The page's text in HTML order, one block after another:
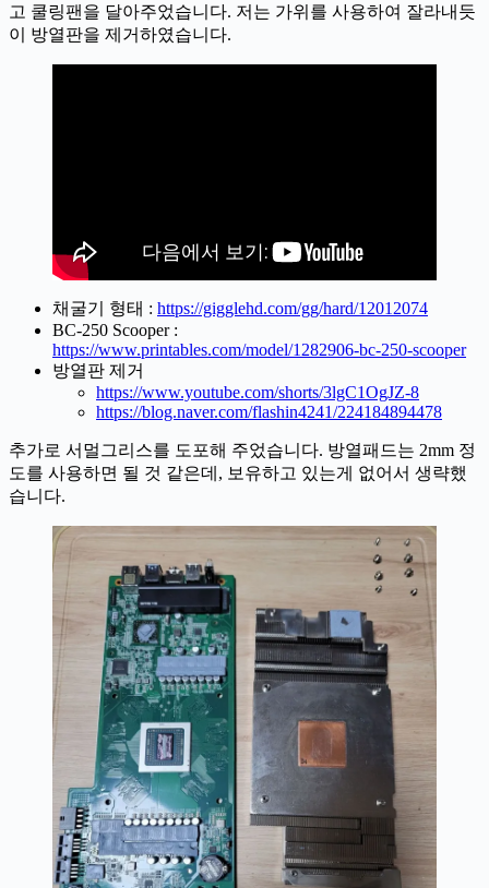
고 쿨링팬을 달아주었습니다. 저는 가위를 사용하여 잘라내듯
이 방열판을 제거하였습니다.
채굴기 형태 : https://gigglehd.com/gg/hard/12012074
BC-250 Scooper :
https://www.printables.com/model/1282906-bc-250-scooper
방열판 제거
https://www.youtube.com/shorts/3lgC1OgJZ-8
https://blog.naver.com/flashin4241/224184894478
추가로 서멀그리스를 도포해 주었습니다. 방열패드는 2mm 정
도를 사용하면 될 것 같은데, 보유하고 있는게 없어서 생략했
습니다.